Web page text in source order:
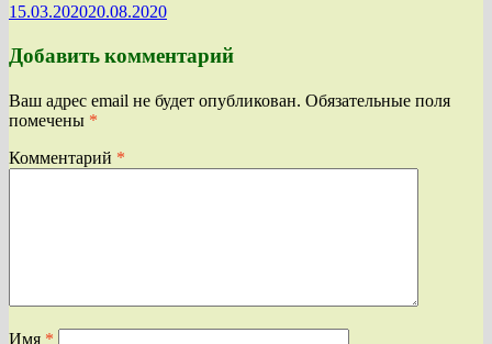
15.03.202020.08.2020
Добавить комментарий
Ваш адрес email не будет опубликован. Обязательные поля
помечены *
Комментарий *
Имя *